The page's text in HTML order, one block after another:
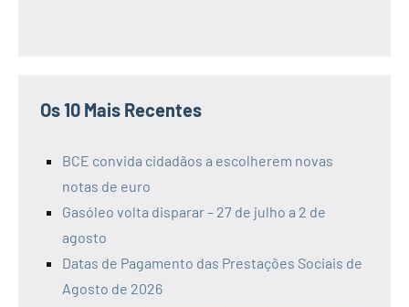
Os 10 Mais Recentes
BCE convida cidadãos a escolherem novas
notas de euro
Gasóleo volta disparar – 27 de julho a 2 de
agosto
Datas de Pagamento das Prestações Sociais de
Agosto de 2026